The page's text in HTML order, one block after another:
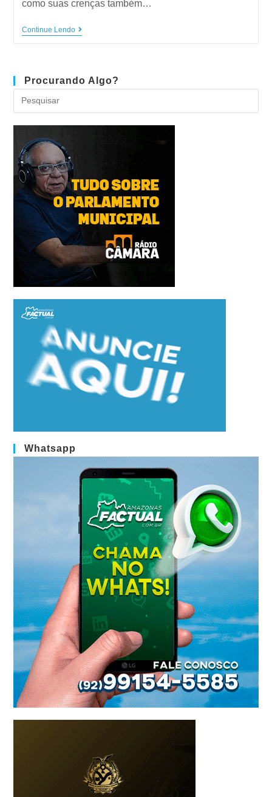
como suas crenças também…
Continue Lendo
Procurando Algo?
Whatsapp